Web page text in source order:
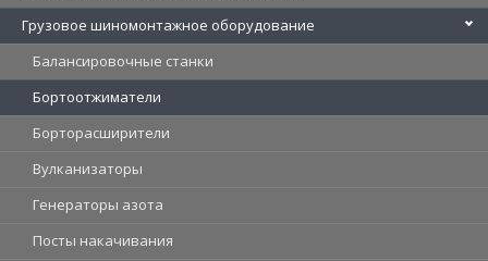
Грузовое шиномонтажное оборудование
Балансировочные станки
Бортоотжиматели
Борторасширители
Вулканизаторы
Генераторы азота
Посты накачивания